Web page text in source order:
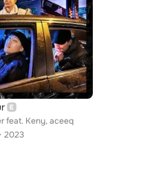
feat. Keny, aceeq
2023